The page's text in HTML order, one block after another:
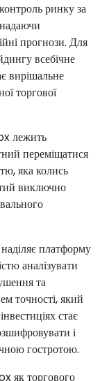
ринку за
прогнози. Для
всебічне
вирішальне
торгової
лежить
переміщатися
яка колись
виключно
платформу
аналізувати
та
точності, який
стає
і
гостротою.
як торгового